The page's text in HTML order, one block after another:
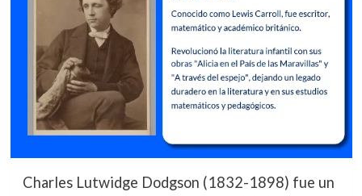
Charles Lutwidge Dodgson (1832-1898) fue un